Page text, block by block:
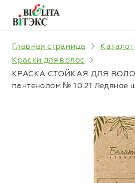
Главная страница Каталог
Краски для волос
КРАСКА СТОЙКАЯ ДЛЯ
пантенолом № 10.21 Ледяное